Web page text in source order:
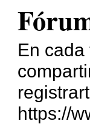
En
https://